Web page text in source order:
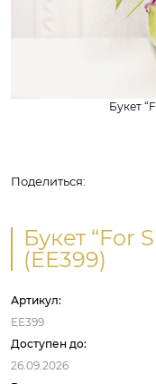
Букет
Поделиться:
Букет “For
(EE399)
Артикул:
EE399
Доступен до:
26.09.2026